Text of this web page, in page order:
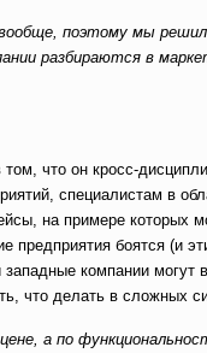
вообще, поэтому мы
разбираются в
что он кросс-
специалистам в
на примере которых
боятся (и
компании могут
что делать в сложных
а по